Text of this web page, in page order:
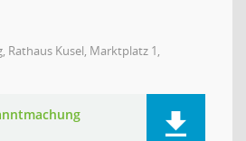
Rathaus Kusel, Marktplatz 1,